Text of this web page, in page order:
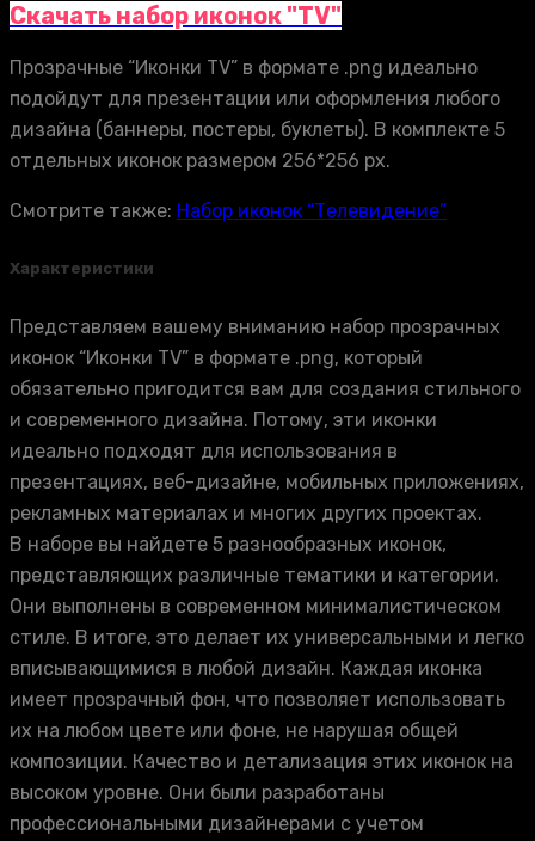
Скачать набор иконок "TV"
Прозрачные “Иконки TV” в формате .png идеально
подойдут для презентации или оформления любого
дизайна (баннеры, постеры, буклеты). В комплекте 5
отдельных иконок размером 256*256 px.
Смотрите также: Набор иконок “Телевидение”
Характеристики
Представляем вашему вниманию набор прозрачных
иконок “Иконки TV” в формате .png, который
обязательно пригодится вам для создания стильного
и современного дизайна. Потому, эти иконки
идеально подходят для использования в
презентациях, веб-дизайне, мобильных приложениях,
рекламных материалах и многих других проектах.
В наборе вы найдете 5 разнообразных иконок,
представляющих различные тематики и категории.
Они выполнены в современном минималистическом
стиле. В итоге, это делает их универсальными и легко
вписывающимися в любой дизайн. Каждая иконка
имеет прозрачный фон, что позволяет использовать
их на любом цвете или фоне, не нарушая общей
композиции. Качество и детализация этих иконок на
высоком уровне. Они были разработаны
профессиональными дизайнерами с учетом